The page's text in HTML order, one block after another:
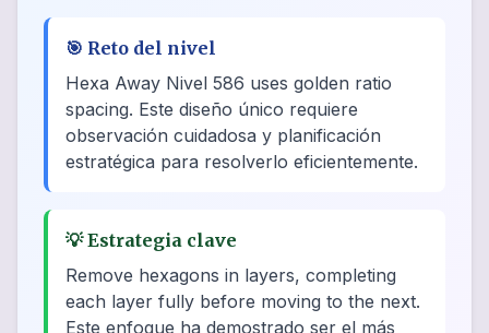
🎯 Reto del nivel
Hexa Away Nivel 586 uses golden ratio
spacing. Este diseño único requiere
observación cuidadosa y planificación
estratégica para resolverlo eficientemente.
💡Estrategia clave
Remove hexagons in layers, completing
each layer fully before moving to the next.
Este enfoque ha demostrado ser el más